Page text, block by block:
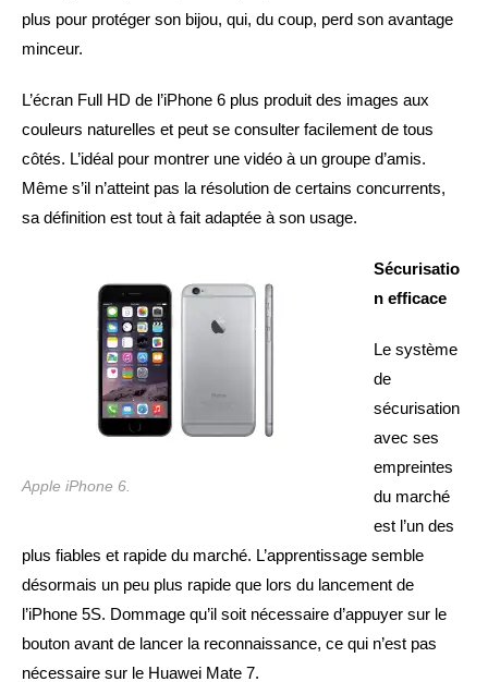
plus pour protéger son bijou, qui, du coup, perd son avantage
minceur.
L’écran Full HD de l’iPhone 6 plus produit des images aux
couleurs naturelles et peut se consulter facilement de tous
côtés. L’idéal pour montrer une vidéo à un groupe d’amis.
Même s’il n’atteint pas la résolution de certains concurrents,
sa définition est tout à fait adaptée à son usage.
Apple iPhone 6.
Sécurisatio
n efficace
Le système
de
sécurisation
avec ses
empreintes
du marché
est l’un des
plus fiables et rapide du marché. L’apprentissage semble
désormais un peu plus rapide que lors du lancement de
l’iPhone 5S. Dommage qu’il soit nécessaire d’appuyer sur le
bouton avant de lancer la reconnaissance, ce qui n’est pas
nécessaire sur le Huawei Mate 7.